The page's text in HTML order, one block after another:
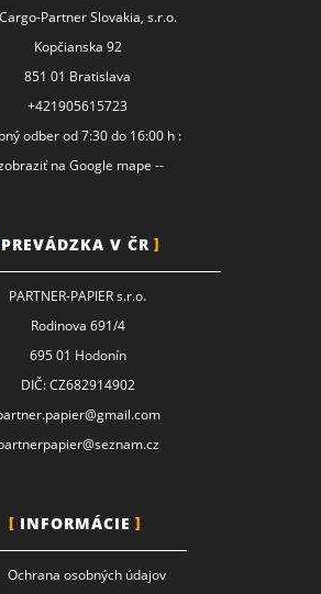
Partner Slovakia, s.r.o.
Kopčianska 92
851 01 Bratislava
+421905615723
odber od 7:30 do 16:00 h :
na Google mape --
PREVÁDZKA V ČR
PARTNER-PAPIER s.r.o.
Rodinova 691/4
695 01 Hodonín
DIČ: CZ682914902
INFORMÁCIE
Ochrana osobných údajov